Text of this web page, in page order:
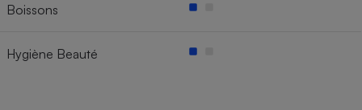
Boissons
Hygiène Beauté